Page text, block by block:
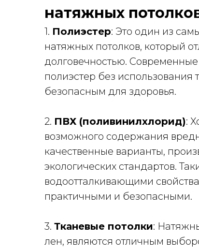
натяжных
1. Полиэстер: Это один из
натяжных потолков, который
долговечностью.
полиэстер без использования
безопасным для здоровья.
2. ПВХ (поливинилхлорид):
возможного содержания
качественные варианты,
экологических стандартов.
водоотталкивающими
практичными и безопасными.
3. Тканевые потолки:
лен, являются отличным